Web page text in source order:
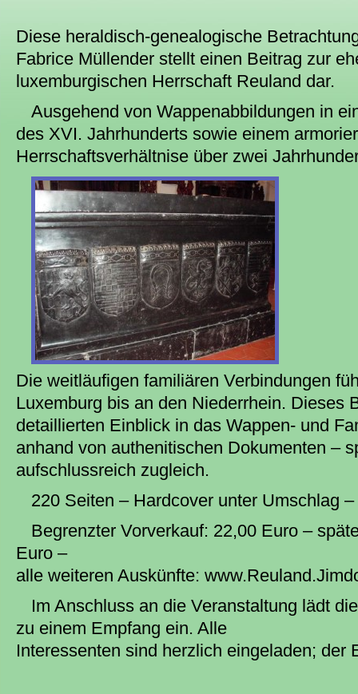
Diese heraldisch-genealogische
Fabrice Müllender stellt einen Beitrag zur
luxemburgischen Herrschaft Reuland dar.
Ausgehend von Wappenabbildungen in
des XVI. Jahrhunderts sowie einem
Herrschaftsverhältnise über zwei
Die weitläufigen familiären Verbindungen
Luxemburg bis an den Niederrhein. Dieses
detaillierten Einblick in das Wappen- und
anhand von authenitischen Dokumenten –
aufschlussreich zugleich.
220 Seiten – Hardcover unter Umschlag –
Begrenzter Vorverkauf: 22,00 Euro –
Euro –
alle weiteren Auskünfte:
Im Anschluss an die Veranstaltung lädt
zu einem Empfang ein. Alle
Interessenten sind herzlich eingeladen; der